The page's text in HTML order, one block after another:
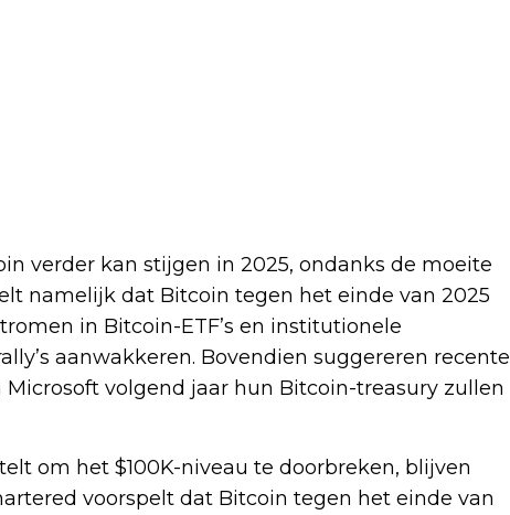
verder kan stijgen in 2025, ondanks de moeite
namelijk dat Bitcoin tegen het einde van 2025
in Bitcoin-ETF’s en institutionele
aanwakkeren. Bovendien suggereren recente
volgend jaar hun Bitcoin-treasury zullen
om het $100K-niveau te doorbreken, blijven
voorspelt dat Bitcoin tegen het einde van